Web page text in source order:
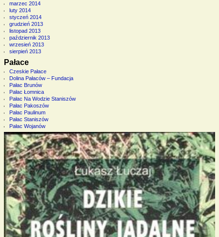
marzec 2014
luty 2014
styczeń 2014
grudzień 2013
listopad 2013
październik 2013
wrzesień 2013
sierpień 2013
Pałace
Czeskie Pałace
Dolina Pałaców – Fundacja
Pałac Brunów
Pałac Łomnica
Pałac Na Wodzie Staniszów
Pałac Pakoszów
Pałac Paulinum
Pałac Staniszów
Pałac Wojanów